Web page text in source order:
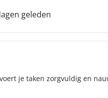
geleden
je taken zorgvuldig en